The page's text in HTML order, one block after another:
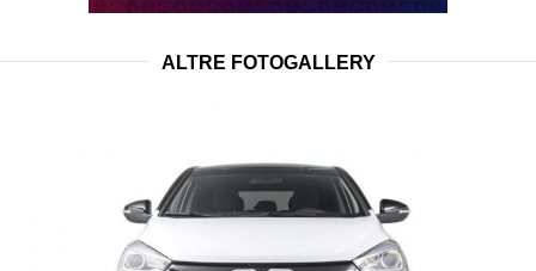
ALTRE FOTOGALLERY